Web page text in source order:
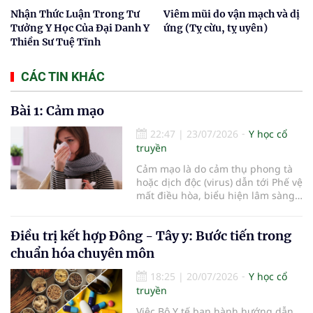
Nhận Thức Luận Trong Tư
Tưởng Y Học Của Đại Danh Y
Thiền Sư Tuệ Tĩnh
Viêm mũi do vận mạch và dị
ứng (Tỵ cừu, tỵ uyên)
CÁC TIN KHÁC
Bài 1: Cảm mạo
22:47 | 23/07/2026
Y học cổ
truyền
Cảm mạo là do cảm thụ phong tà
hoặc dịch độc (virus) dẫn tới Phế vệ
mất điều hòa, biểu hiện lâm sàng
phát sốt, toàn thân mỏi mệt.
Điều trị kết hợp Đông - Tây y: Bước tiến trong
chuẩn hóa chuyên môn
18:25 | 20/07/2026
Y học cổ
truyền